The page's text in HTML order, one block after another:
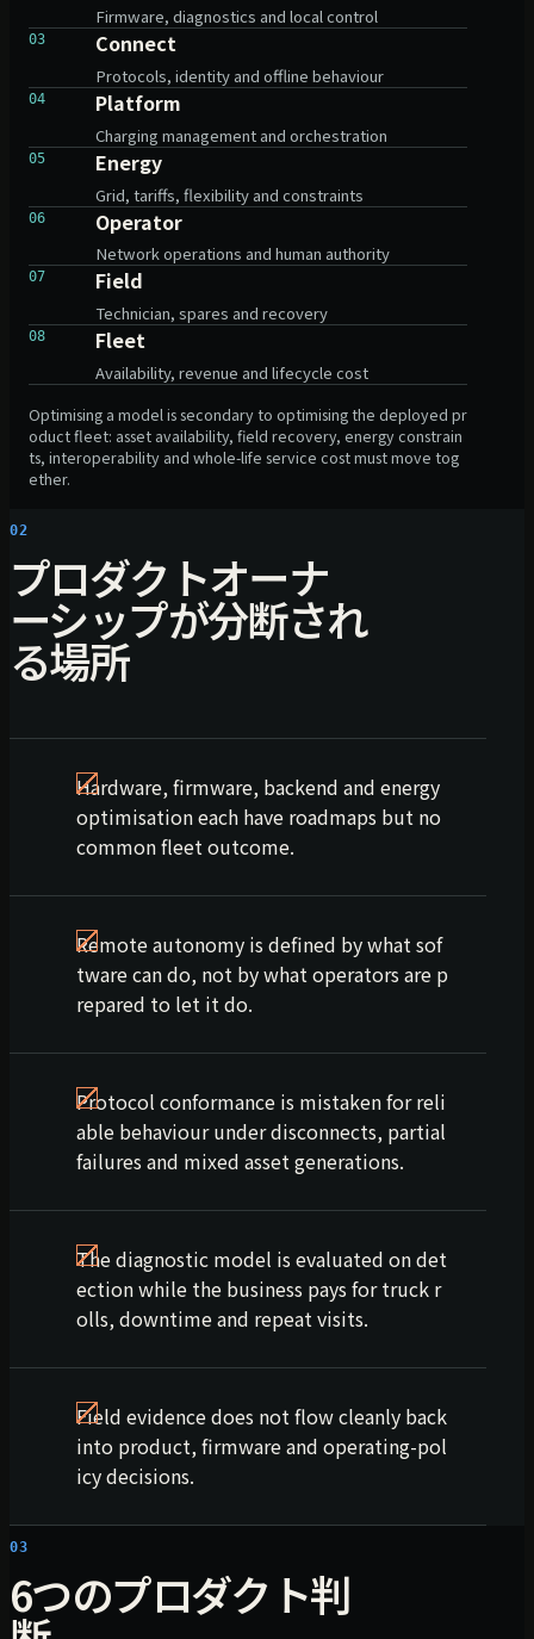
Firmware, diagnostics and local control
03 Connect
Protocols, identity and offline behaviour
04 Platform
Charging management and orchestration
05 Energy
Grid, tariffs, flexibility and constraints
06 Operator
Network operations and human authority
07 Field
Technician, spares and recovery
08 Fleet
Availability, revenue and lifecycle cost
Optimising a model is secondary to optimising the deployed pr
oduct fleet: asset availability, field recovery, energy constrain
ts, interoperability and whole-life service cost must move tog
ether.
02
プロダクトオーナ
ーシップが分断され
る場所
Hardware, firmware, backend and energy
optimisation each have roadmaps but no
common fleet outcome.
Remote autonomy is defined by what sof
tware can do, not by what operators are p
repared to let it do.
Protocol conformance is mistaken for reli
able behaviour under disconnects, partial
failures and mixed asset generations.
The diagnostic model is evaluated on det
ection while the business pays for truck r
olls, downtime and repeat visits.
Field evidence does not flow cleanly back
into product, firmware and operating-pol
icy decisions.
03
6つのプロダクト判